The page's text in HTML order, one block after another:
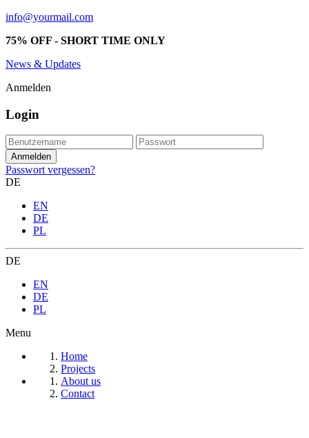
info@yourmail.com
75% OFF - SHORT TIME ONLY
News & Updates
Anmelden
Login
Passwort vergessen?
DE
EN
DE
PL
DE
EN
DE
PL
Menu
Home
Projects
About us
Contact